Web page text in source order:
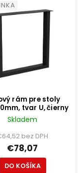
rám pre stoly
tvar U, čierny
Skladem
bez DPH
€78,07
DO KOŠÍKA